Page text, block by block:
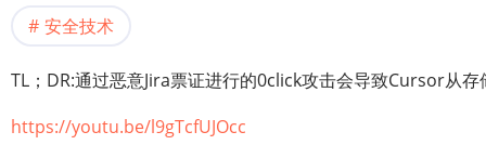
安全技术
TL；DR:通过恶意Jira票证进行的0click攻击会导致Cursor从
https://youtu.be/l9gTcfUJOcc